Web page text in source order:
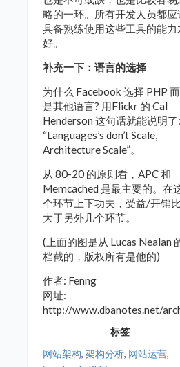
略的一环。所有开发人员都应
具备熟练使用这些工具的能力
好。
补充一下：语言的选择
为什么 Facebook 选择 PHP
是其他语言? 用Flickr 的 Cal
Henderson 这句话就能说明了:
“Languages’s don’t Scale,
Architecture Scale”。
从 80-20 的原则看，APC 和
Memcached 是最主要的。在
个环节上下功夫，受益/开销
大于另外几个环节。
(上面的图是从 Lucas Nealan
档截的，版权所有是他的)
作者: Fenng
网址:
http://www.dbanotes.net/
标签
网站架构,架构分析, 网站运营,